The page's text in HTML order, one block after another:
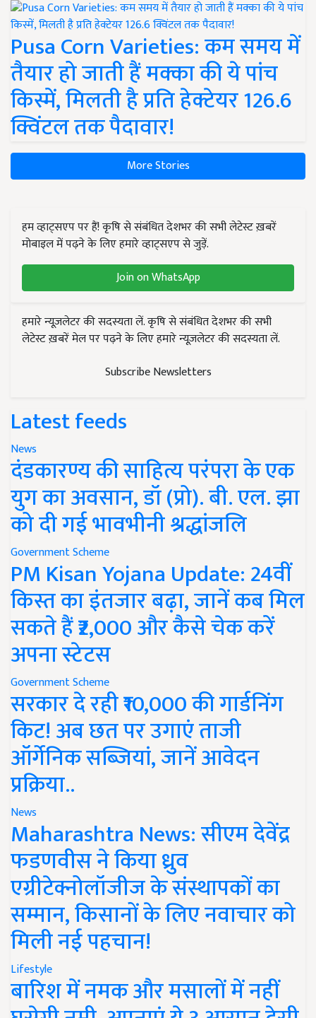
Pusa Corn Varieties: कम समय में
तैयार हो जाती हैं मक्का की ये पांच
किस्में, मिलती है प्रति हेक्टेयर 126.6
क्विंटल तक पैदावार!
More Stories
हम व्हाट्सएप पर हैं! कृषि से संबंधित देशभर की सभी लेटेस्ट ख़बरें
मोबाइल में पढ़ने के लिए हमारे व्हाट्सएप से जुड़ें.
Join on WhatsApp
हमारे न्यूज़लेटर की सदस्यता लें. कृषि से संबंधित देशभर की सभी
लेटेस्ट ख़बरें मेल पर पढ़ने के लिए हमारे न्यूज़लेटर की सदस्यता लें.
Subscribe Newsletters
Latest feeds
News
दंडकारण्य की साहित्य परंपरा के एक
युग का अवसान, डॉ (प्रो). बी. एल. झा
को दी गई भावभीनी श्रद्धांजलि
Government Scheme
PM Kisan Yojana Update: 24वीं
किस्त का इंतजार बढ़ा, जानें कब मिल
सकते हैं ₹2,000 और कैसे चेक करें
अपना स्टेटस
Government Scheme
सरकार दे रही ₹10,000 की गार्डनिंग
किट! अब छत पर उगाएं ताजी
ऑर्गेनिक सब्जियां, जानें आवेदन
प्रक्रिया..
News
Maharashtra News: सीएम देवेंद्र
फडणवीस ने किया ध्रुव
एग्रीटेक्नोलॉजीज के संस्थापकों का
सम्मान, किसानों के लिए नवाचार को
मिली नई पहचान!
Lifestyle
बारिश में नमक और मसालों में नहीं